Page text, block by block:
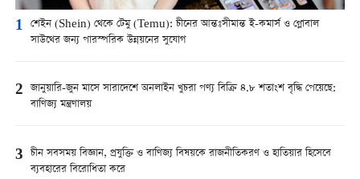
1 শেইন (Shein) থেকে টেমু (Temu): চীনের আন্তঃসীমান্ত ই-কমার্স ও গ্লোবাল
সাউথের জন্য পারস্পরিক উন্নয়নের সুযোগ
2 জানুয়ারি-জুন মাসে সারাদেশে অনলাইন খুচরা পণ্য বিক্রি ৪.৮ শতাংশ বৃদ্ধি পেয়েছে:
বাণিজ্য মন্ত্রণালয়
3 চীন সবসময় বিজ্ঞান, প্রযুক্তি ও বাণিজ্য বিষয়কে রাজনীতিকরণ ও হাতিয়ার হিসেবে
ব্যবহারের বিরোধিতা করে